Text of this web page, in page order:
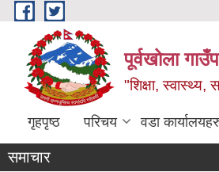
Skip to main content
पूर्वखोला
"शिक्षा, स्वास्थ्य,
गृहपृष्ठ परिचय वडा
समाचार